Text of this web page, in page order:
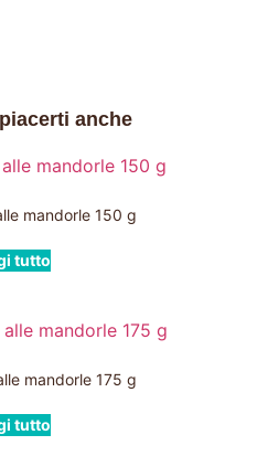
anche
mandorle 150 g
tutto
mandorle 175 g
tutto